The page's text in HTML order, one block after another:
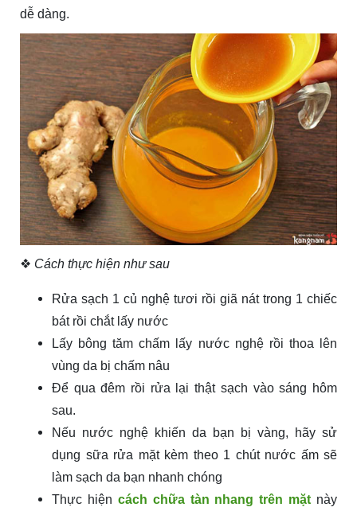
dễ dàng.
❖ Cách thực hiện như sau
Rửa sạch 1 củ nghệ tươi rồi giã nát trong 1 chiếc
bát rồi chắt lấy nước
Lấy bông tăm chấm lấy nước nghệ rồi thoa lên
vùng da bị chấm nâu
Để qua đêm rồi rửa lại thật sạch vào sáng hôm
sau.
Nếu nước nghệ khiến da bạn bị vàng, hãy sử
dụng sữa rửa mặt kèm theo 1 chút nước ấm sẽ
làm sạch da bạn nhanh chóng
Thực hiện cách chữa tàn nhang trên mặt này